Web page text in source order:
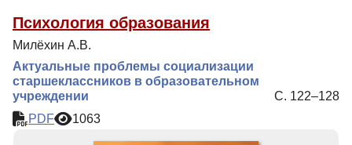
Психология образования
Милёхин А.В.
Актуальные проблемы социализации
старшеклассников в образовательном
учреждении
С. 122–128
PDF
1063